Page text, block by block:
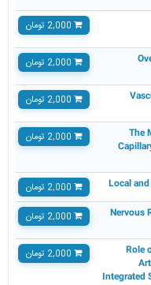
The
Local
Nervous
Role
Integrated